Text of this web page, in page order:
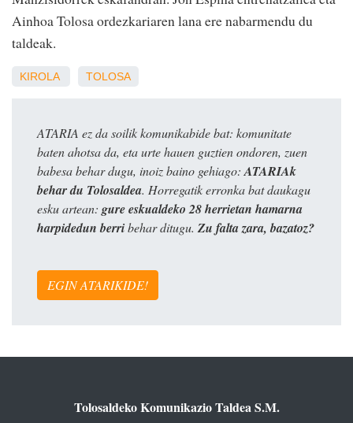
Ainhoa Tolosa ordezkariaren lana ere nabarmendu du
taldeak.
KIROLA TOLOSA
ATARIA ez da soilik komunikabide bat: komunitate
baten ahotsa da, eta urte hauen guztien ondoren, zuen
babesa behar dugu, inoiz baino gehiago:ATARIAk
behar du Tolosaldea. Horregatik erronka bat daukagu
esku artean: gure eskualdeko 28 herrietan hamarna
harpidedun berribehar ditugu. Zu falta zara, bazatoz?
EGIN ATARIKIDE!
Tolosaldeko Komunikazio Taldea S.M.